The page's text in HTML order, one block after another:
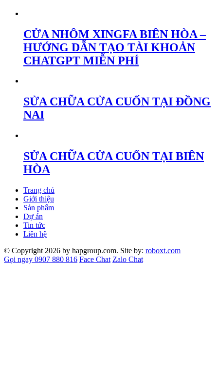
CỬA NHÔM XINGFA BIÊN HÒA –
HƯỚNG DẪN TẠO TÀI KHOẢN
CHATGPT MIỄN PHÍ
SỬA CHỮA CỬA CUỐN TẠI ĐỒNG
NAI
SỬA CHỮA CỬA CUỐN TẠI BIÊN
HÒA
Trang chủ
Giới thiệu
Sản phẩm
Dự án
Tin tức
Liên hệ
© Copyright 2026 by hapgroup.com. Site by: roboxt.com
Gọi ngay 0907 880 816 Face Chat Zalo Chat